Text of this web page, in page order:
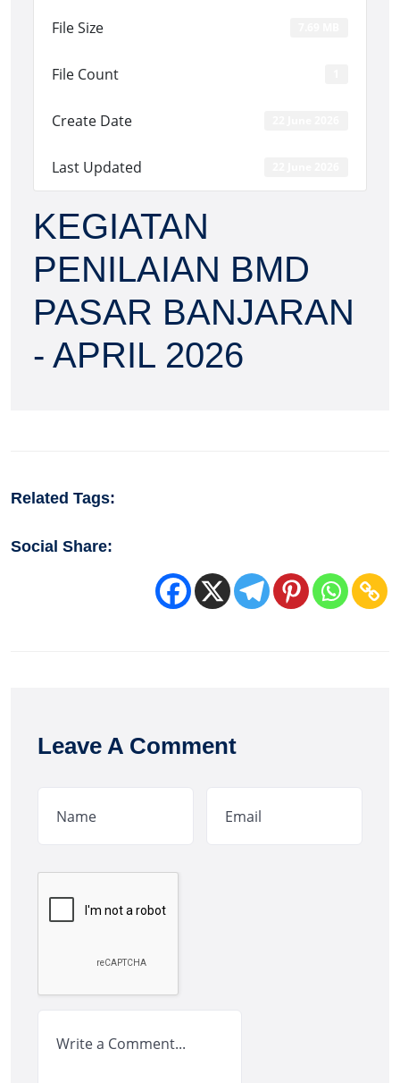
File Size
File Count
Create Date
Last Updated
KEGIATAN
PENILAIAN BMD
PASAR BANJARAN
- APRIL 2026
Related Tags:
Social Share:
Leave A Comment